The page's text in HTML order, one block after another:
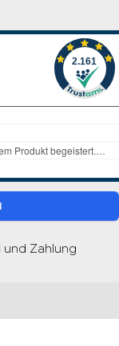
und Zahlung